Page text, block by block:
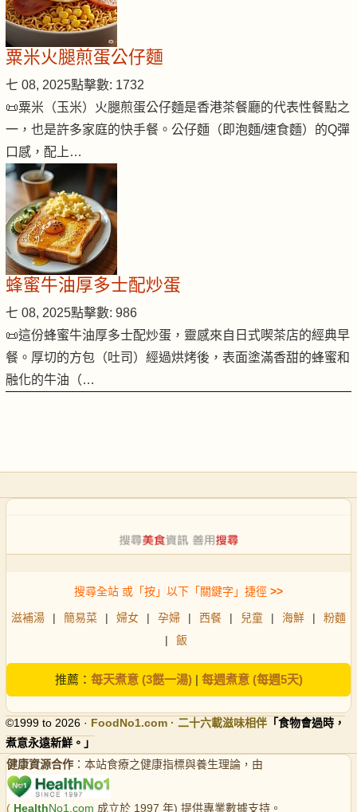
粟米火腿煎蛋公仔麵
七 08, 2025點擊數: 1732
📜粟米（玉米）火腿煎蛋公仔麵是香港茶餐廳的代表性餐點之
一，也是許多家庭的快手餐。公仔麵（即泡麵/速食麵）的Q彈
口感，配上…
蜂蜜牛油厚多士配炒蛋
七 08, 2025點擊數: 986
📜這份蜂蜜牛油厚多士配炒蛋，靈感來自日式喫茶店的經典早
餐。厚切的方包（吐司）經過烘烤後，表面塗滿香甜的蜂蜜和
融化的牛油（…
搜尋全站 或「按」以下「關鍵字」捷徑 >>
滋補湯 | 簡易菜 | 婦女 | 孕婦 | 西餐 | 兒童 | 海鮮 |
粉麵
|
飯
推薦： 每天煮意 (3餸一湯)| 每週煮意 (每週5天)
©1999 to 2026 · FoodNo1.com · 二十六載滋味相伴 「食物會過時，
煮意永遠新鮮。」
健康資源合作 ：本站食療之健康指標與養生理論，由
( HealthNo1.com 成立於 1997 年) 提供專業數據支持。